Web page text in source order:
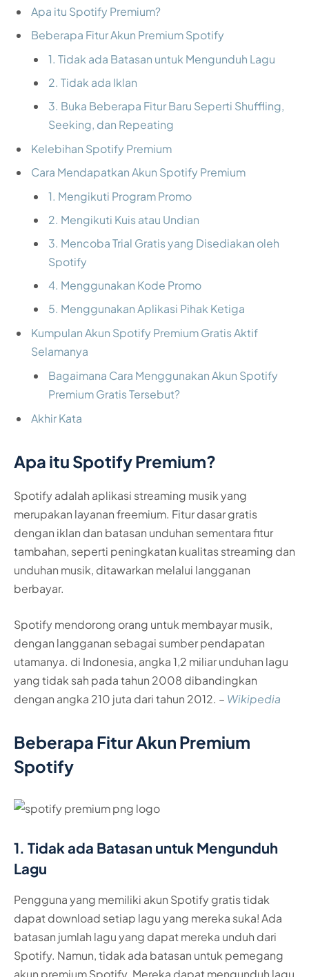
Apa itu Spotify Premium?
Beberapa Fitur Akun Premium Spotify
1. Tidak ada Batasan untuk Mengunduh Lagu
2. Tidak ada Iklan
3. Buka Beberapa Fitur Baru Seperti Shuffling,
Seeking, dan Repeating
Kelebihan Spotify Premium
Cara Mendapatkan Akun Spotify Premium
1. Mengikuti Program Promo
2. Mengikuti Kuis atau Undian
3. Mencoba Trial Gratis yang Disediakan oleh
Spotify
4. Menggunakan Kode Promo
5. Menggunakan Aplikasi Pihak Ketiga
Kumpulan Akun Spotify Premium Gratis Aktif
Selamanya
Bagaimana Cara Menggunakan Akun Spotify
Premium Gratis Tersebut?
Akhir Kata
Apa itu Spotify Premium?
Spotify adalah aplikasi streaming musik yang
merupakan layanan freemium. Fitur dasar gratis
dengan iklan dan batasan unduhan sementara fitur
tambahan, seperti peningkatan kualitas streaming dan
unduhan musik, ditawarkan melalui langganan
berbayar.
Spotify mendorong orang untuk membayar musik,
dengan langganan sebagai sumber pendapatan
utamanya. di Indonesia, angka 1,2 miliar unduhan lagu
yang tidak sah pada tahun 2008 dibandingkan
dengan angka 210 juta dari tahun 2012. – Wikipedia
Beberapa Fitur Akun Premium
Spotify
1. Tidak ada Batasan untuk Mengunduh
Lagu
Pengguna yang memiliki akun Spotify gratis tidak
dapat download setiap lagu yang mereka suka! Ada
batasan jumlah lagu yang dapat mereka unduh dari
Spotify. Namun, tidak ada batasan untuk pemegang
akun premium Spotify. Mereka dapat mengunduh lagu